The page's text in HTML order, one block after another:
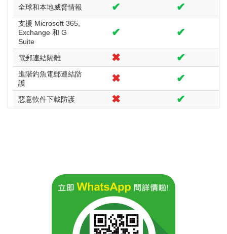
全球和本地威脅情報 ✔ ✔
支援 Microsoft 365,
Exchange 和 G
Suite
✔ ✔
電郵連結隔離 ✖ ✔
進階釣魚電郵連結防
護
✖ ✔
惡意軟件下載防護 ✖ ✔